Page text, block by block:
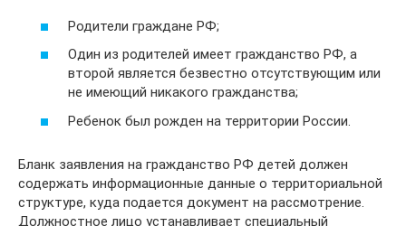
Родители граждане РФ;
Один из родителей имеет гражданство РФ, а
второй является безвестно отсутствующим или
не имеющий никакого гражданства;
Ребенок был рожден на территории России.
Бланк заявления на гражданство РФ детей должен
содержать информационные данные о территориальной
структуре, куда подается документ на рассмотрение.
Должностное лицо устанавливает специальный